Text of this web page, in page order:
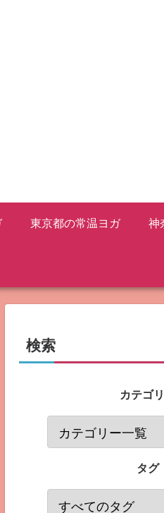
東京都の常温ヨガ 神
検索
カテゴ
タグ